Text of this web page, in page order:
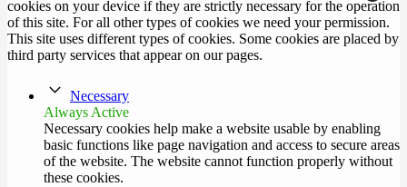
cookies on your device if they are strictly necessary for the operation
of this site. For all other types of cookies we need your permission.
This site uses different types of cookies. Some cookies are placed by
third party services that appear on our pages.
Necessary
Always Active
Necessary cookies help make a website usable by enabling
basic functions like page navigation and access to secure areas
of the website. The website cannot function properly without
these cookies.